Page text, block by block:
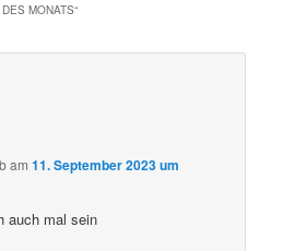
MONATS“
am11. September 2023 um
auch mal sein